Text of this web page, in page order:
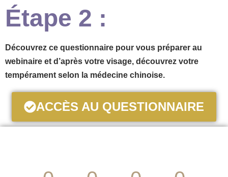
Étape 2 :
Découvrez ce questionnaire pour vous préparer au
webinaire et d’après votre visage, découvrez votre
tempérament selon la médecine chinoise.
ACCÈS AU QUESTIONNAIRE